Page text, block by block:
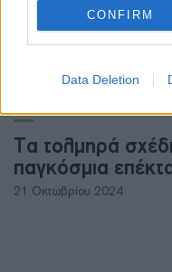
CONFIRM
Data Deletion
ΗΛΕΚΤΡΟΚΙΝΗΣΗ
Τα τολμηρά
παγκόσμια
21 Οκτωβρίου 2024